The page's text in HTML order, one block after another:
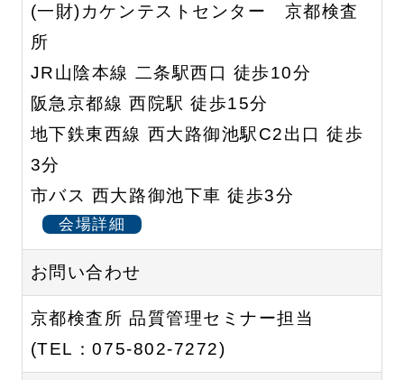
(一財)カケンテストセンター 京都検査
所
JR山陰本線 二条駅西口 徒歩10分
阪急京都線 西院駅 徒歩15分
地下鉄東西線 西大路御池駅C2出口 徒歩
3分
市バス 西大路御池下車 徒歩3分
会場詳細
お問い合わせ
京都検査所 品質管理セミナー担当
(TEL：075-802-7272)